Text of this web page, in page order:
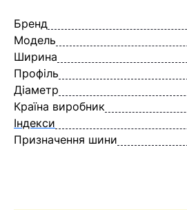
Бренд
Модель
Ширина
Профіль
Діаметр
Країна виробник
Індекси
Призначення шини